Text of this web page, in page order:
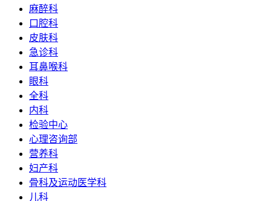
麻醉科
口腔科
皮肤科
急诊科
耳鼻喉科
眼科
全科
内科
检验中心
心理咨询部
营养科
妇产科
骨科及运动医学科
儿科